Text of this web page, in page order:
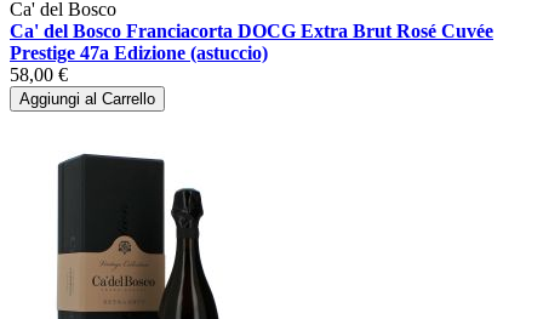
Ca' del Bosco
Ca' del Bosco Franciacorta DOCG Extra Brut Rosé Cuvée
Prestige 47a Edizione (astuccio)
58,00 €
Aggiungi al Carrello